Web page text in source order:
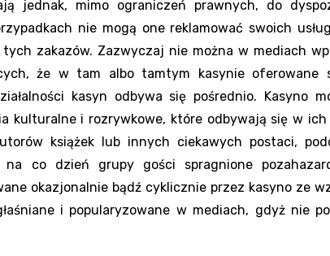
jednak, mimo ograniczeń prawnych, do
nie mogą one reklamować swoich
zakazów. Zazwyczaj nie można w mediach
że w tam albo tamtym kasynie oferowane
kasyn odbywa się pośrednio. Kasyno
kulturalne i rozrywkowe, które odbywają się w
książek lub innych ciekawych postaci,
co dzień grupy gości spragnione
okazjonalnie bądź cyklicznie przez kasyno ze
i popularyzowane w mediach, gdyż nie